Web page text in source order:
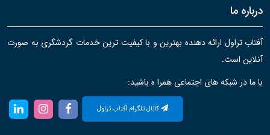
درباره ما
آفتاب تراول ارائه دهنده بهترین و با کیفیت ترین خدمات گردشگری به صورت
آنلاین است.
با ما در شبکه های اجتماعی همرا ه باشید:
کانال تلگرام آفتاب تراول